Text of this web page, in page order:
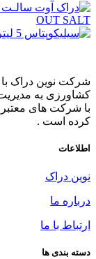
OUT SALT
کشاورزی به
کرده است .
اطلاعات
نوین دراک
درباره ما
ارتباط با ما
دسته بندی ها